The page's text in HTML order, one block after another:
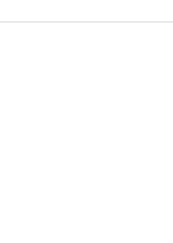
Kulturális Egyesület,
a Fővárosi Ukrán